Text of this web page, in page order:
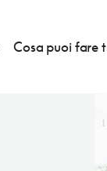
Cosa puoi fare